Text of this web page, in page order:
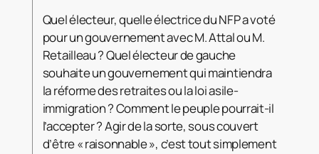
Quel électeur, quelle électrice du NFP a voté
pour un gouvernement avec M. Attal ou M.
Retailleau ? Quel électeur de gauche
souhaite un gouvernement qui maintiendra
la réforme des retraites ou la loi asile-
immigration ? Comment le peuple pourrait-il
l’accepter ? Agir de la sorte, sous couvert
d’être « raisonnable », c’est tout simplement